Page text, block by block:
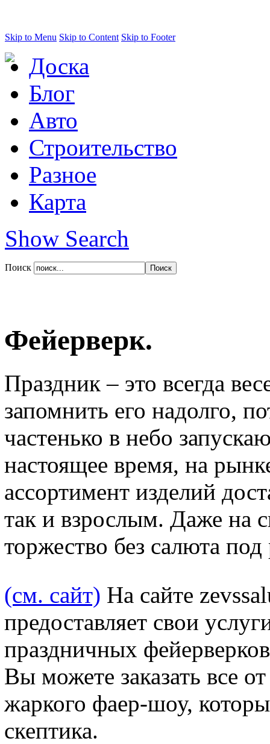
Skip to Menu Skip to Content Skip to Footer
Доска
Блог
Авто
Строительство
Разное
Карта
Show Search
Поиск
Фейерверк.
Праздник – это всегда
запомнить его надолго,
частенько в небо
настоящее время, на
ассортимент изделий
так и взрослым. Даже на
торжество без салюта
(см. сайт) На сайте
предоставляет свои
праздничных
Вы можете заказать все
жаркого фаер-шоу,
скептика.